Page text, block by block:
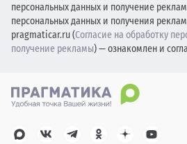
персональных данных и получение
персональных данных и получения
pragmaticar.ru (Согласие на обработку
получение рекламы) — ознакомлен и